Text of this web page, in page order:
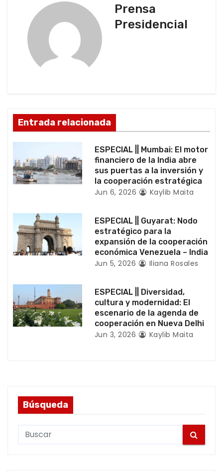
d
e
e
n
r
a
a
s
Prensa
Presidencial
Entrada relacionada
ESPECIAL || Mumbai: El motor
financiero de la India abre
sus puertas a la inversión y
la cooperación estratégica
Jun 6, 2026 Kaylib Maita
ESPECIAL || Guyarat: Nodo
estratégico para la
expansión de la cooperación
económica Venezuela – India
Jun 5, 2026 Iliana Rosales
ESPECIAL || Diversidad,
cultura y modernidad: El
escenario de la agenda de
cooperación en Nueva Delhi
Jun 3, 2026 Kaylib Maita
Búsqueda